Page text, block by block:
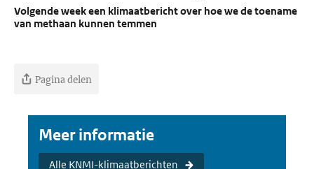
Volgende week een klimaatbericht over hoe we de toename
van methaan kunnen temmen
Pagina delen
Meer informatie
Alle KNMI-klimaatberichten